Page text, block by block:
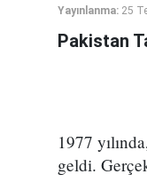
Yayınlanma: 25
Pakistan
1977
geldi.